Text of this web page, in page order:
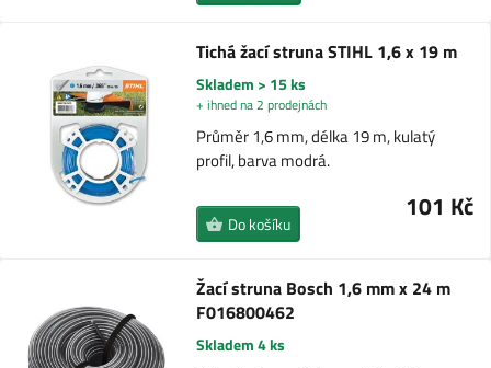
Tichá žací struna STIHL 1,6 x 19 m
Skladem > 15 ks
+ ihned na 2 prodejnách
Průměr 1,6 mm, délka 19 m, kulatý
profil, barva modrá.
101 Kč
Do košíku
Žací struna Bosch 1,6 mm x 24 m
F016800462
Skladem 4 ks